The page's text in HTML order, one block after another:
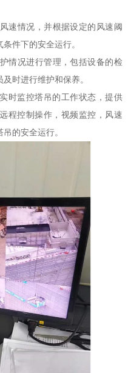
速情况，并根据设定的风速阈
件下的安全运行。
情况进行管理，包括设备的检
时进行维护和保养。
时监控塔吊的工作状态，提供
程控制操作，视频监控，风速
的安全运行。